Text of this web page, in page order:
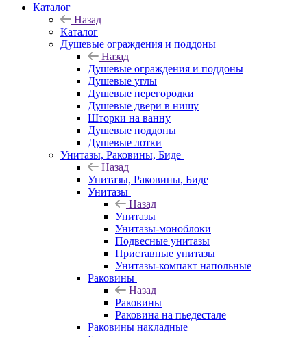
Каталог
Назад
Каталог
Душевые ограждения и поддоны
Назад
Душевые ограждения и поддоны
Душевые углы
Душевые перегородки
Душевые двери в нишу
Шторки на ванну
Душевые поддоны
Душевые лотки
Унитазы, Раковины, Биде
Назад
Унитазы, Раковины, Биде
Унитазы
Назад
Унитазы
Унитазы-моноблоки
Подвесные унитазы
Приставные унитазы
Унитазы-компакт напольные
Раковины
Назад
Раковины
Раковина на пьедестале
Раковины накладные